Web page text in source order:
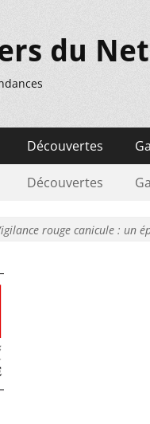
du Net
Découvertes
Découvertes
rouge canicule : un